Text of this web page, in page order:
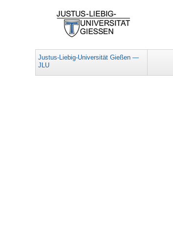
Justus-Liebig-Universität Gießen —
JLU